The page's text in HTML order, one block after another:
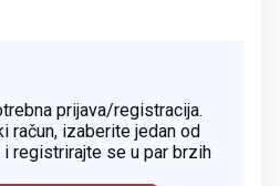
prijava/registracija.
račun, izaberite jedan od
i registrirajte se u par brzih